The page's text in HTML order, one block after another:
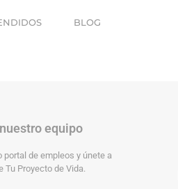
BLOG
equipo
portal de empleos y únete a
Tu Proyecto de Vida.